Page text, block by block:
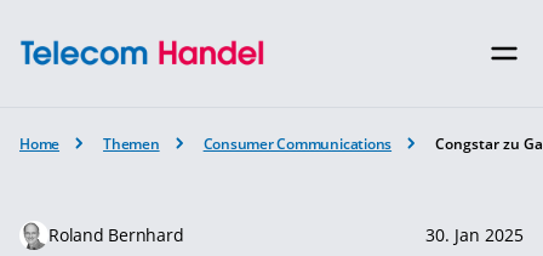
Home Themen Consumer Communications Congstar zu
Roland Bernhard 30. Jan 2025